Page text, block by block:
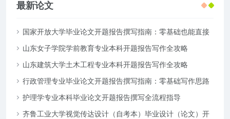
最新论文
国家开放大学毕业论文开题报告撰写指南：零基础也能直接
套用
山东女子学院学前教育专业本科开题报告写作全攻略
山东建筑大学土木工程专业本科开题报告写作全攻略
行政管理专业毕业论文开题报告撰写指南：零基础写作思路
拆解
护理学专业本科毕业论文开题报告撰写全流程指导
齐鲁工业大学视觉传达设计（自考本）毕业设计（论文）开